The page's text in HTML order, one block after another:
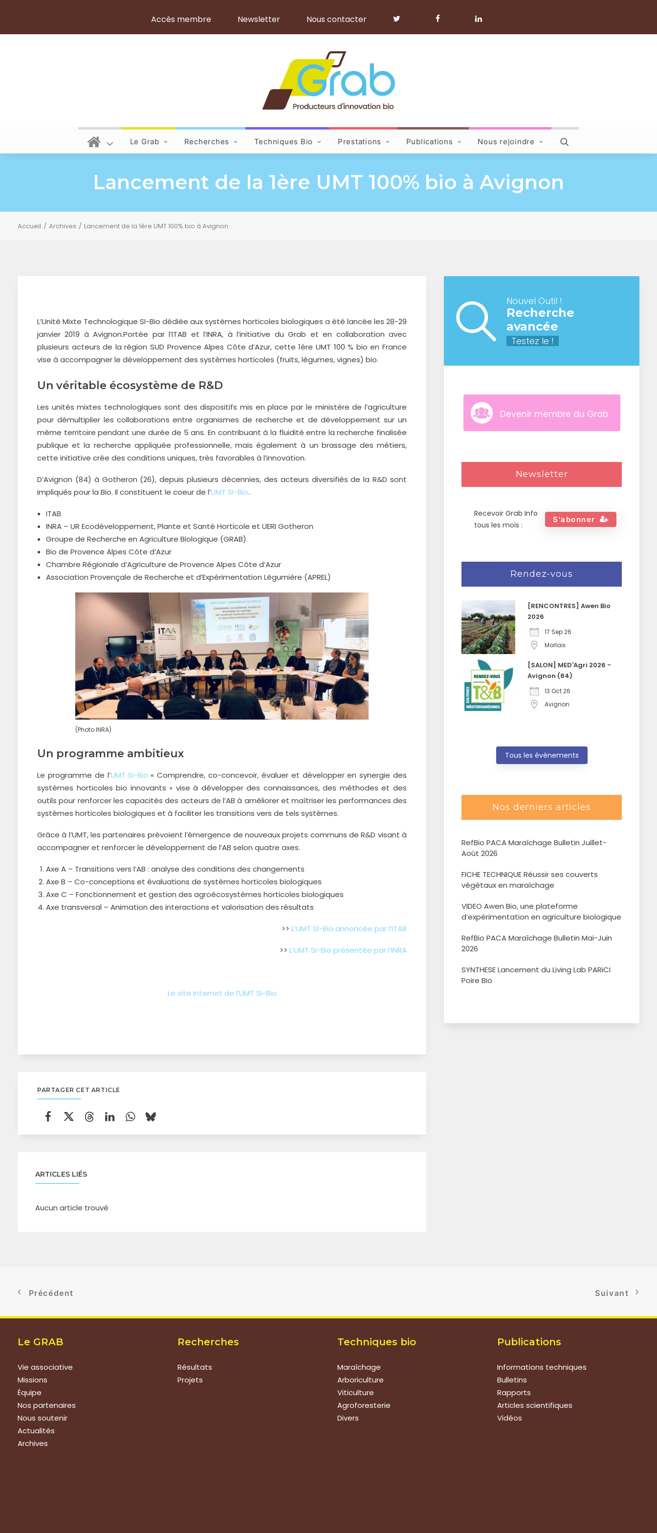
Accès membre Newsletter Nous contacter
Le Grab Recherches Techniques Bio Prestations Publications Nous rejoindre
Lancement de la 1ère UMT 100% bio à Avignon
Accueil Archives Lancement de la 1ère UMT 100% bio à Avignon
L’Unité Mixte Technologique SI-Bio dédiée aux systèmes horticoles biologiques a été lancée les 28-29
janvier 2019 à Avignon.Portée par l’ITAB et l’INRA, à l’initiative du Grab et en collaboration avec
plusieurs acteurs de la région SUD Provence Alpes Côte d’Azur, cette 1ère UMT 100 % bio en France
vise à accompagner le développement des systèmes horticoles (fruits, légumes, vignes) bio.
Un véritable écosystème de R&D
Les unités mixtes technologiques sont des dispositifs mis en place par le ministère de l’agriculture
pour démultiplier les collaborations entre organismes de recherche et de développement sur un
même territoire pendant une durée de 5 ans. En contribuant à la fluidité entre la recherche finalisée
publique et la recherche appliquée professionnelle, mais également à un brassage des métiers,
cette initiative crée des conditions uniques, très favorables à l’innovation.
D’Avignon (84) à Gotheron (26), depuis plusieurs décennies, des acteurs diversifiés de la R&D sont
impliqués pour la Bio. Il constituent le coeur de l’UMT SI-Bio.
ITAB
INRA – UR Ecodéveloppement, Plante et Santé Horticole et UERI Gotheron
Groupe de Recherche en Agriculture Biologique (GRAB)
Bio de Provence Alpes Côte d’Azur
Chambre Régionale d’Agriculture de Provence Alpes Côte d’Azur
Association Provençale de Recherche et d’Expérimentation Légumière (APREL)
(Photo INRA)
Un programme ambitieux
Le programme de l’UMT SI-Bio « Comprendre, co-concevoir, évaluer et développer en synergie des
systèmes horticoles bio innovants » vise à développer des connaissances, des méthodes et des
outils pour renforcer les capacités des acteurs de l’AB à améliorer et maîtriser les performances des
systèmes horticoles biologiques et à faciliter les transitions vers de tels systèmes.
Grâce à l’UMT, les partenaires prévoient l’émergence de nouveaux projets communs de R&D visant à
accompagner et renforcer le développement de l’AB selon quatre axes.
Axe A – Transitions vers l’AB : analyse des conditions des changements
Axe B – Co-conceptions et évaluations de systèmes horticoles biologiques
Axe C – Fonctionnement et gestion des agroécosystèmes horticoles biologiques
Axe transversal – Animation des interactions et valorisation des résultats
>> L’UMT SI-Bio annoncée par l’ITAB
>> L’UMT SI-Bio présentée par l’INRA
Le site Internet de l’UMT Si-Bio
PARTAGER CET ARTICLE
ARTICLES LIÉS
Aucun article trouvé
Nouvel Outil !
Recherche
avancée
Testez le !
Devenir membre du Grab
Newsletter
Recevoir Grab Info
tous les mois :
S'abonner
Rendez-vous
[RENCONTRES] Awen Bio
2026
17 Sep 26
Morlaix
[SALON] MED'Agri 2026 -
Avignon (84)
13 Oct 26
Avignon
Tous les évènements
Nos derniers articles
RefBio PACA Maraîchage Bulletin Juillet-
Août 2026
FICHE TECHNIQUE Réussir ses couverts
végétaux en maraîchage
VIDEO Awen Bio, une plateforme
d’expérimentation en agriculture biologique
RefBio PACA Maraîchage Bulletin Mai-Juin
2026
SYNTHESE Lancement du Living Lab PARiCI
Poire Bio
Précédent Suivant
Le GRAB
Vie associative
Missions
Équipe
Nos partenaires
Nous soutenir
Actualités
Archives
Recherches
Résultats
Projets
Techniques bio
Maraîchage
Arboriculture
Viticulture
Agroforesterie
Divers
Publications
Informations techniques
Bulletins
Rapports
Articles scientifiques
Vidéos